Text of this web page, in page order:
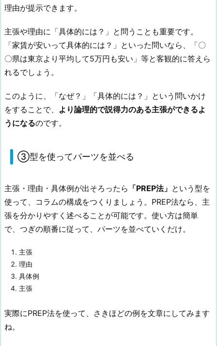
理由が提示できます。
主張や理由に「具体的には？」と問うことも重要です。
「家賃が安いって具体的には？」といった問いなら、「〇
〇県は東京より平均して5万円も安い」等と客観的に答えら
れるでしょう。
このように、「なぜ？」「具体的には？」という問いかけ
をすることで、 より論理的で説得力のある主張ができるよ
うになるのです。
③型を使ってパーツを並べる
主張・理由・具体例が出そろったら 「PREP法」 という型を
使って、コラムの構成をつくりましょう。PREP法なら、主
張を分かりやすく述べることが可能です。使い方は簡単
で、つぎの順番に従って、パーツを並べていくだけ。
主張
理由
具体例
主張
実際にPREP法を使って、さきほどの例を文章にしてみます
ね。